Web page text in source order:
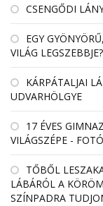
CSENGŐDI
EGY
VILÁG LEGSZEBBJE?
KÁRPÁTALJAI
UDVARHÖLGYE
17 ÉVES
VILÁGSZÉPE -
TŐBŐL
LÁBÁRÓL A
SZÍNPADRA